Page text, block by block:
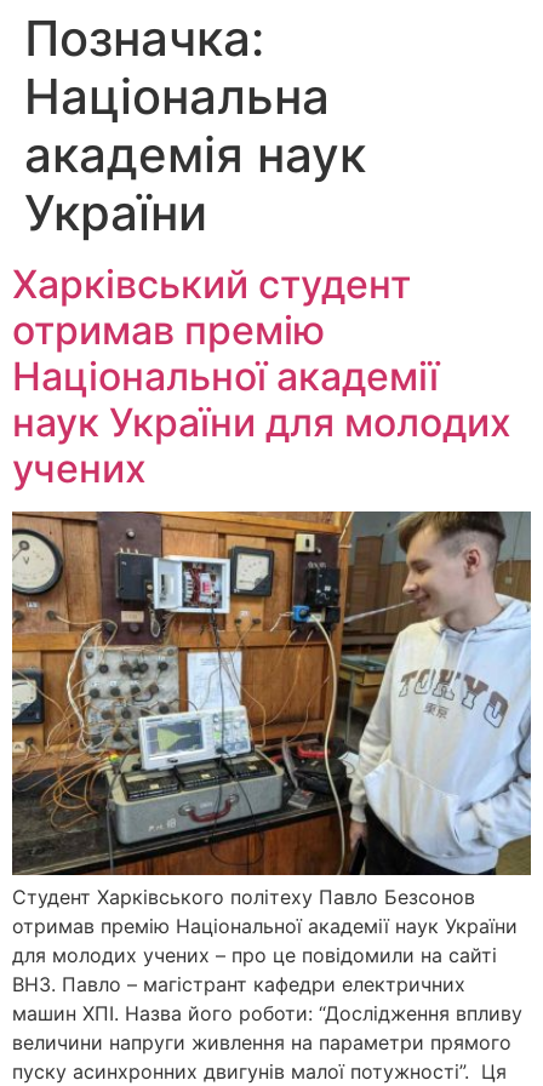
Перейти
вмісту
Позначка:
Національна
академія наук
України
Харківський студент
отримав премію
Національної академії
наук України для молодих
учених
Студент Харківського політеху Павло Безсонов
отримав премію Національної академії наук України
для молодих учених – про це повідомили на сайті
ВНЗ. Павло – магістрант кафедри електричних
машин ХПІ. Назва його роботи: “Дослідження впливу
величини напруги живлення на параметри прямого
пуску асинхронних двигунів малої потужності”. Ця